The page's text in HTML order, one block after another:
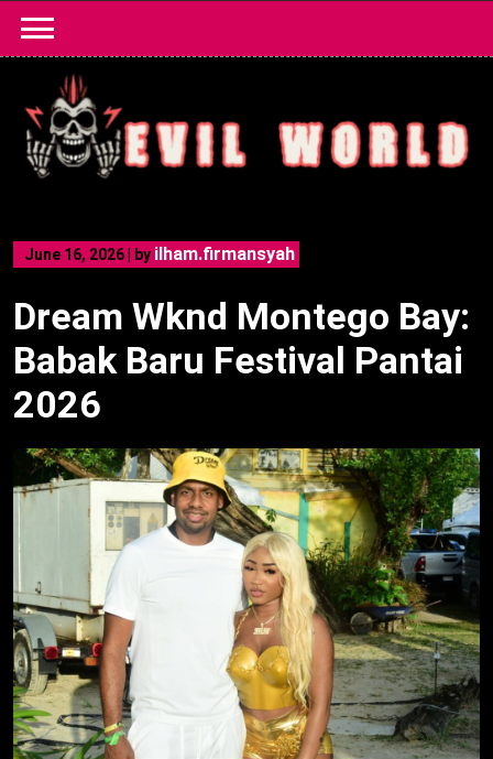
content
June 16, 2026 by ilham.firmansyah
Dream Wknd Montego Bay:
Babak Baru Festival Pantai
2026